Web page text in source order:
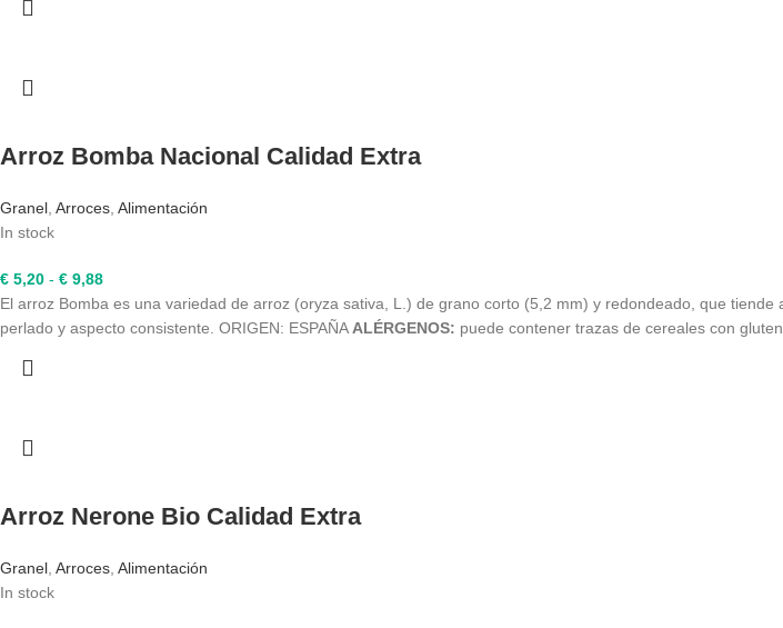
Arroz Bomba Nacional Calidad Extra
Granel Arroces Alimentación
In stock
€ 5,20 - € 9,88Rango
de
precios:
El arroz Bomba es una variedad de arroz (oryza sativa, L.) de grano corto (5,2 mm) y redondeado, que
perlado y aspecto consistente. ORIGEN: ESPAÑA ALÉRGENOS: puede contener trazas de cereales con
Arroz Nerone Bio Calidad Extra
Granel Arroces Alimentación
In stock